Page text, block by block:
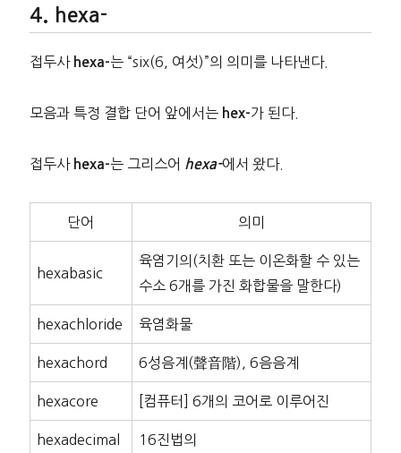
hexa-
접두사 hexa-는 “six(6, 여섯)”의 의미를 나타낸다.
모음과 특정 결합 단어 앞에서는 hex-가 된다.
접두사 hexa-는 그리스어 hexa-에서 왔다.
단어 의미
hexabasic
육염기의(치환 또는 이온화할 수 있는
수소 6개를 가진 화합물을 말한다)
hexachloride 육염화물
hexachord 6성음계(聲音階), 6음음계
hexacore [컴퓨터] 6개의 코어로 이루어진
hexadecimal 16진법의